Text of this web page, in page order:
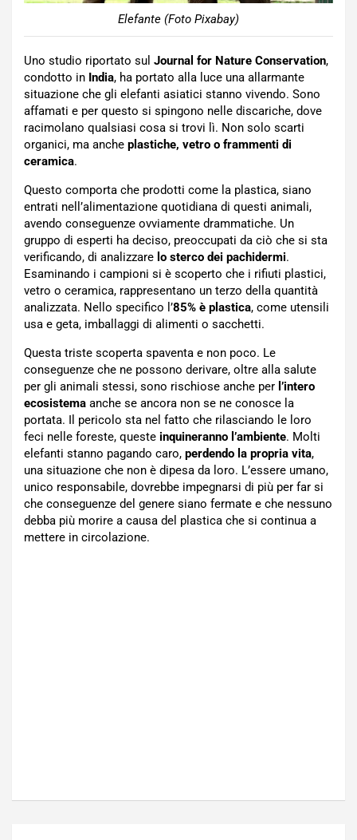
Elefante (Foto Pixabay)
Uno studio riportato sul Journal for Nature Conservation,
condotto in India, ha portato alla luce una allarmante
situazione che gli elefanti asiatici stanno vivendo. Sono
affamati e per questo si spingono nelle discariche, dove
racimolano qualsiasi cosa si trovi lì. Non solo scarti
organici, ma anche plastiche, vetro o frammenti di
ceramica.
Questo comporta che prodotti come la plastica, siano
entrati nell’alimentazione quotidiana di questi animali,
avendo conseguenze ovviamente drammatiche. Un
gruppo di esperti ha deciso, preoccupati da ciò che si sta
verificando, di analizzare lo sterco dei pachidermi.
Esaminando i campioni si è scoperto che i rifiuti plastici,
vetro o ceramica, rappresentano un terzo della quantità
analizzata. Nello specifico l’85% è plastica, come utensili
usa e geta, imballaggi di alimenti o sacchetti.
Questa triste scoperta spaventa e non poco. Le
conseguenze che ne possono derivare, oltre alla salute
per gli animali stessi, sono rischiose anche per l’intero
ecosistema anche se ancora non se ne conosce la
portata. Il pericolo sta nel fatto che rilasciando le loro
feci nelle foreste, queste inquineranno l’ambiente. Molti
elefanti stanno pagando caro, perdendo la propria vita,
una situazione che non è dipesa da loro. L’essere umano,
unico responsabile, dovrebbe impegnarsi di più per far si
che conseguenze del genere siano fermate e che nessuno
debba più morire a causa del plastica che si continua a
mettere in circolazione.